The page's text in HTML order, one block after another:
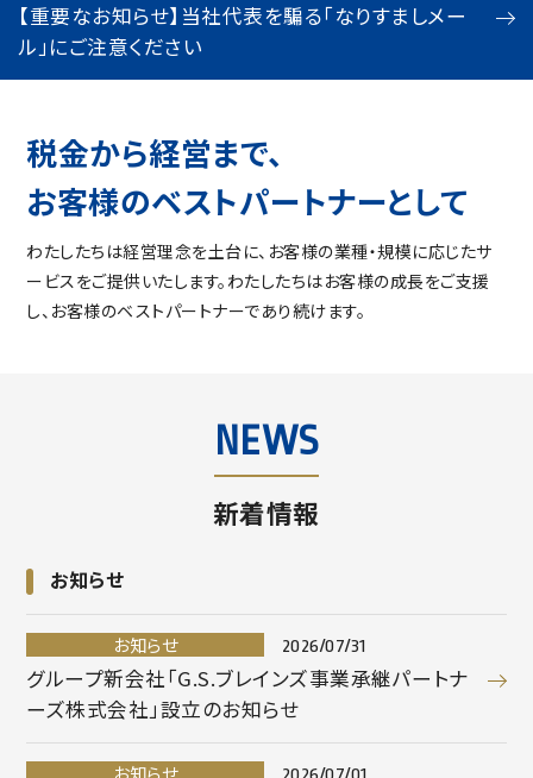
【重要なお知らせ】当社代表を騙る「なりすましメー
ル」にご注意ください
税金から経営まで、
お客様のベストパートナーとして
わたしたちは経営理念を土台に、お客様の業種・規模に応じたサ
ービスをご提供いたします。 わたしたちはお客様の成長をご支援
し、お客様のベストパートナーであり続けます。
NEWS
新着情報
お知らせ
お知らせ 2026/07/31
グループ新会社「G.S.ブレインズ事業承継パートナ
ーズ株式会社」設立のお知らせ
お知らせ